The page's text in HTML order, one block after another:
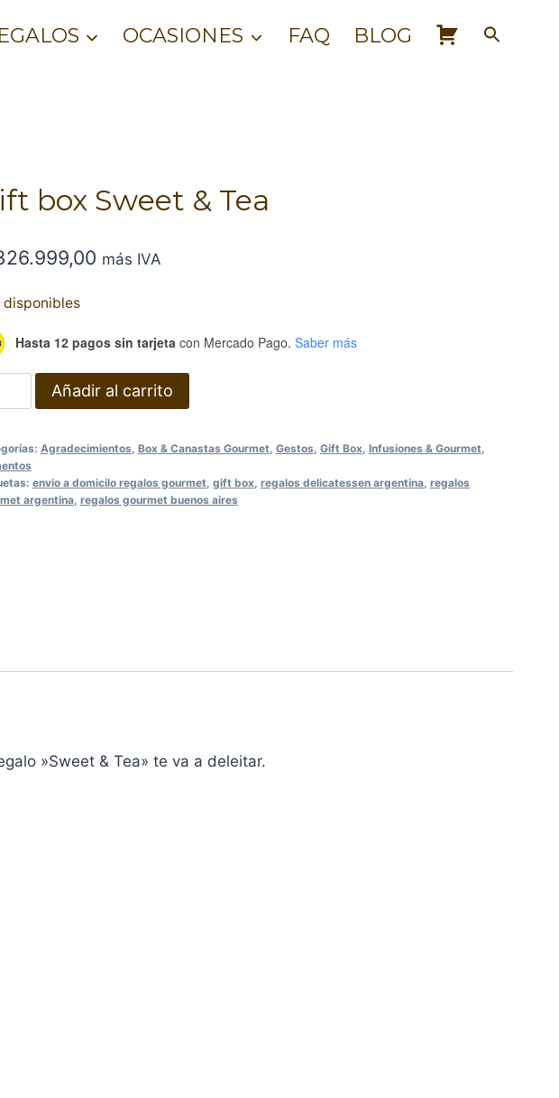
OCASIONES FAQ BLOG CART
box Sweet & Tea
más IVA
disponibles
Hasta 12 pagos sin tarjetacon Mercado Pago. Saber más
Añadir al carrito
Agradecimientos Box & Canastas Gourmet Gestos Gift Box Infusiones & Gourmet
envio a domicilo regalos gourmet gift box regalos delicatessen argentina, regalos
argentina, regalos gourmet buenos aires
»Sweet & Tea» te va a deleitar.